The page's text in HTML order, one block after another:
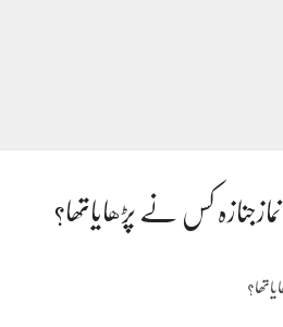
کس نے پڑھایاتھا؟